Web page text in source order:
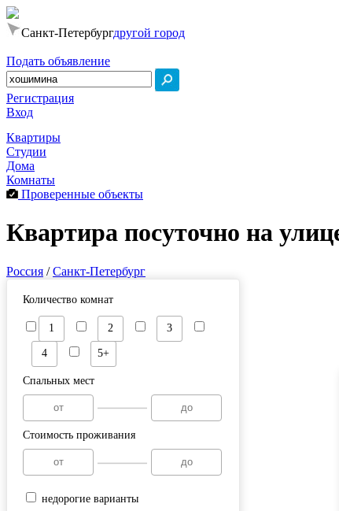
Санкт-Петербургдругой город
Подать объявление
Регистрация
Вход
Квартиры
Студии
Дома
Комнаты
Проверенные объекты
Квартира посуточно на
Россия /Санкт-Петербург
Количество комнат
1 2 3
4 5+
Спальных мест
Стоимость проживания
недорогие варианты